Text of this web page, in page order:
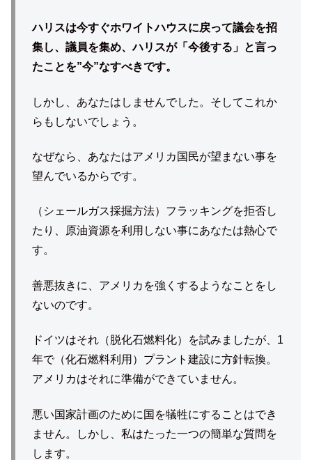
ハリスは今すぐホワイトハウスに戻って議会を招
集し、議員を集め、ハリスが「今後する」と言っ
たことを”今”なすべきです。
しかし、あなたはしませんでした。そしてこれか
らもしないでしょう。
なぜなら、あなたはアメリカ国民が望まない事を
望んでいるからです。
（シェールガス採掘方法）フラッキングを拒否し
たり、原油資源を利用しない事にあなたは熱心で
す。
善悪抜きに、アメリカを強くするようなことをし
ないのです。
ドイツはそれ（脱化石燃料化）を試みましたが、1
年で（化石燃料利用）プラント建設に方針転換。
アメリカはそれに準備ができていません。
悪い国家計画のために国を犠牲にすることはでき
ません。しかし、私はたった一つの簡単な質問を
します。